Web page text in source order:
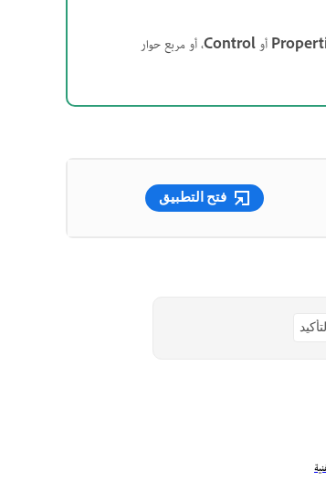
أوControl، أو مربع حوار
فتح التطبيق